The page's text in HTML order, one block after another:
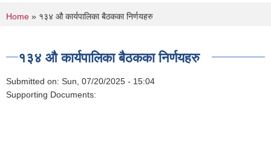
You are here
Home » १३४ औ कार्यपालिका बैठकका निर्णयहरु
१३४ औ कार्यपालिका बैठकका निर्णयहरु
Submitted on: Sun, 07/20/2025 - 15:04
Supporting Documents: